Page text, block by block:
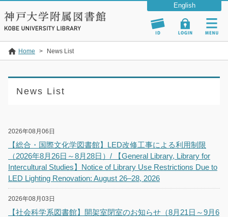
Home > News List
News List
2026年08月06日
【総合・国際文化学図書館】LED改修工事による利用制限
（2026年8月26日～8月28日）/ 【General Library, Library for
Intercultural Studies】Notice of Library Use Restrictions Due to
LED Lighting Renovation: August 26–28, 2026
2026年08月03日
【社会科学系図書館】開架室閉室のお知らせ（8月21日～9月6